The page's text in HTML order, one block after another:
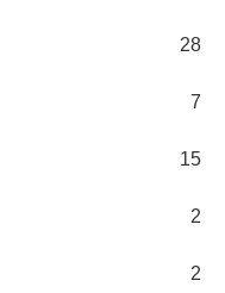
28
7
15
2
2